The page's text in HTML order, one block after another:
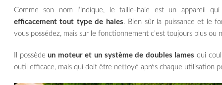
Comme son nom l’indique, le taille-haie est un appareil
efficacement tout type de haies. Bien sûr la puissance et le
vous possédez, mais sur le fonctionnement c’est toujours plus ou
Il possèdeun moteur et un système de doubles lames qui
outil efficace, mais qui doit être nettoyé après chaque utilisation